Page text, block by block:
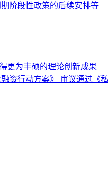
阶段性政策的后续安排等
更为丰硕的理论创新成果
资行动方案》 审议通过《